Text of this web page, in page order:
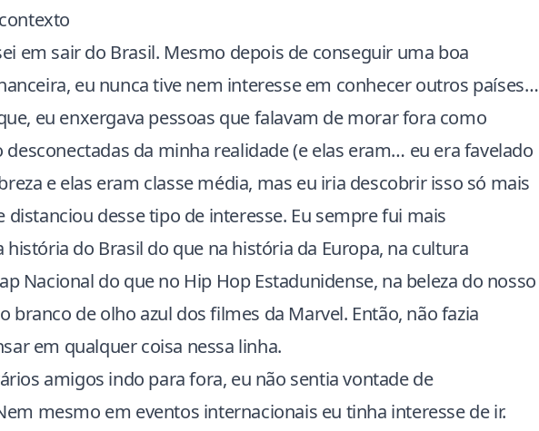
em sair do Brasil. Mesmo depois de conseguir uma boa
eu nunca tive nem interesse em conhecer outros países…
eu enxergava pessoas que falavam de morar fora como
desconectadas da minha realidade (e elas eram… eu era favelado
e elas eram classe média, mas eu iria descobrir isso só mais
distanciou desse tipo de interesse. Eu sempre fui mais
história do Brasil do que na história da Europa, na cultura
Nacional do que no Hip Hop Estadunidense, na beleza do nosso
branco de olho azul dos filmes da Marvel. Então, não fazia
em qualquer coisa nessa linha.
amigos indo para fora, eu não sentia vontade de
mesmo em eventos internacionais eu tinha interesse de ir.